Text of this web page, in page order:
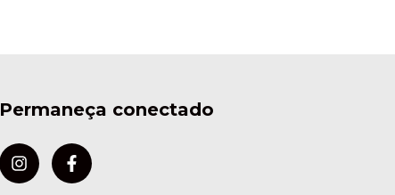
Permaneça conectado